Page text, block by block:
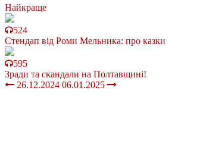
Найкраще
524
Стендап від Роми Мельника: про казки
595
Зради та скандали на Полтавщині!
26.12.2024 06.01.2025